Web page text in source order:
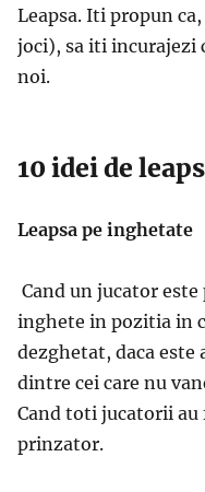
Leapsa. Iti propun
joci), sa iti incurajezi
noi.
10 idei de
Leapsa pe inghetate
Cand un jucator
inghete in pozitia in
dezghetat, daca
dintre cei care nu
Cand toti jucatorii au
prinzator.